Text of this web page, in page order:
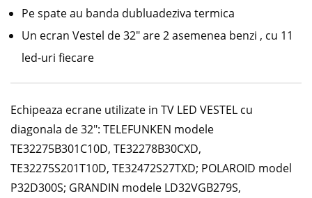
Pe spate au banda dubluadeziva termica
Un ecran Vestel de 32″ are 2 asemenea benzi , cu 11
led-uri fiecare
Echipeaza ecrane utilizate in TV LED VESTEL cu
diagonala de 32″: TELEFUNKEN modele
TE32275B301C10D, TE32278B30CXD,
TE32275S201T10D, TE32472S27TXD; POLAROID model
P32D300S; GRANDIN modele LD32VGB279S,